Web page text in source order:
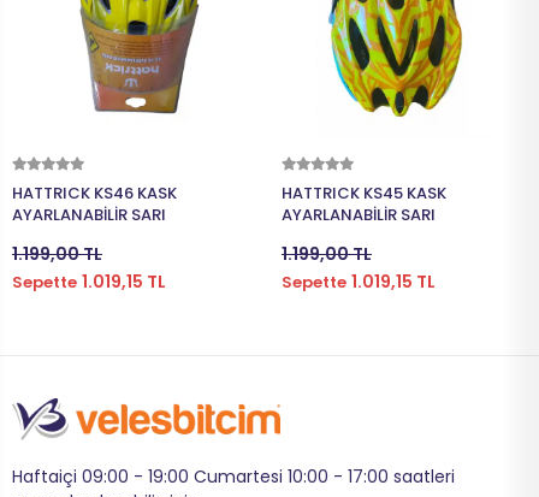
HATTRICK KS46 KASK
AYARLANABİLİR SARI
1.199,00 TL
Sepette 1.019,15 TL
HATTRICK KS45 KASK
AYARLANABİLİR SARI
1.199,00 TL
Sepette 1.019,15 TL
Haftaiçi 09:00 - 19:00 Cumartesi 10:00 - 17:00 saatleri